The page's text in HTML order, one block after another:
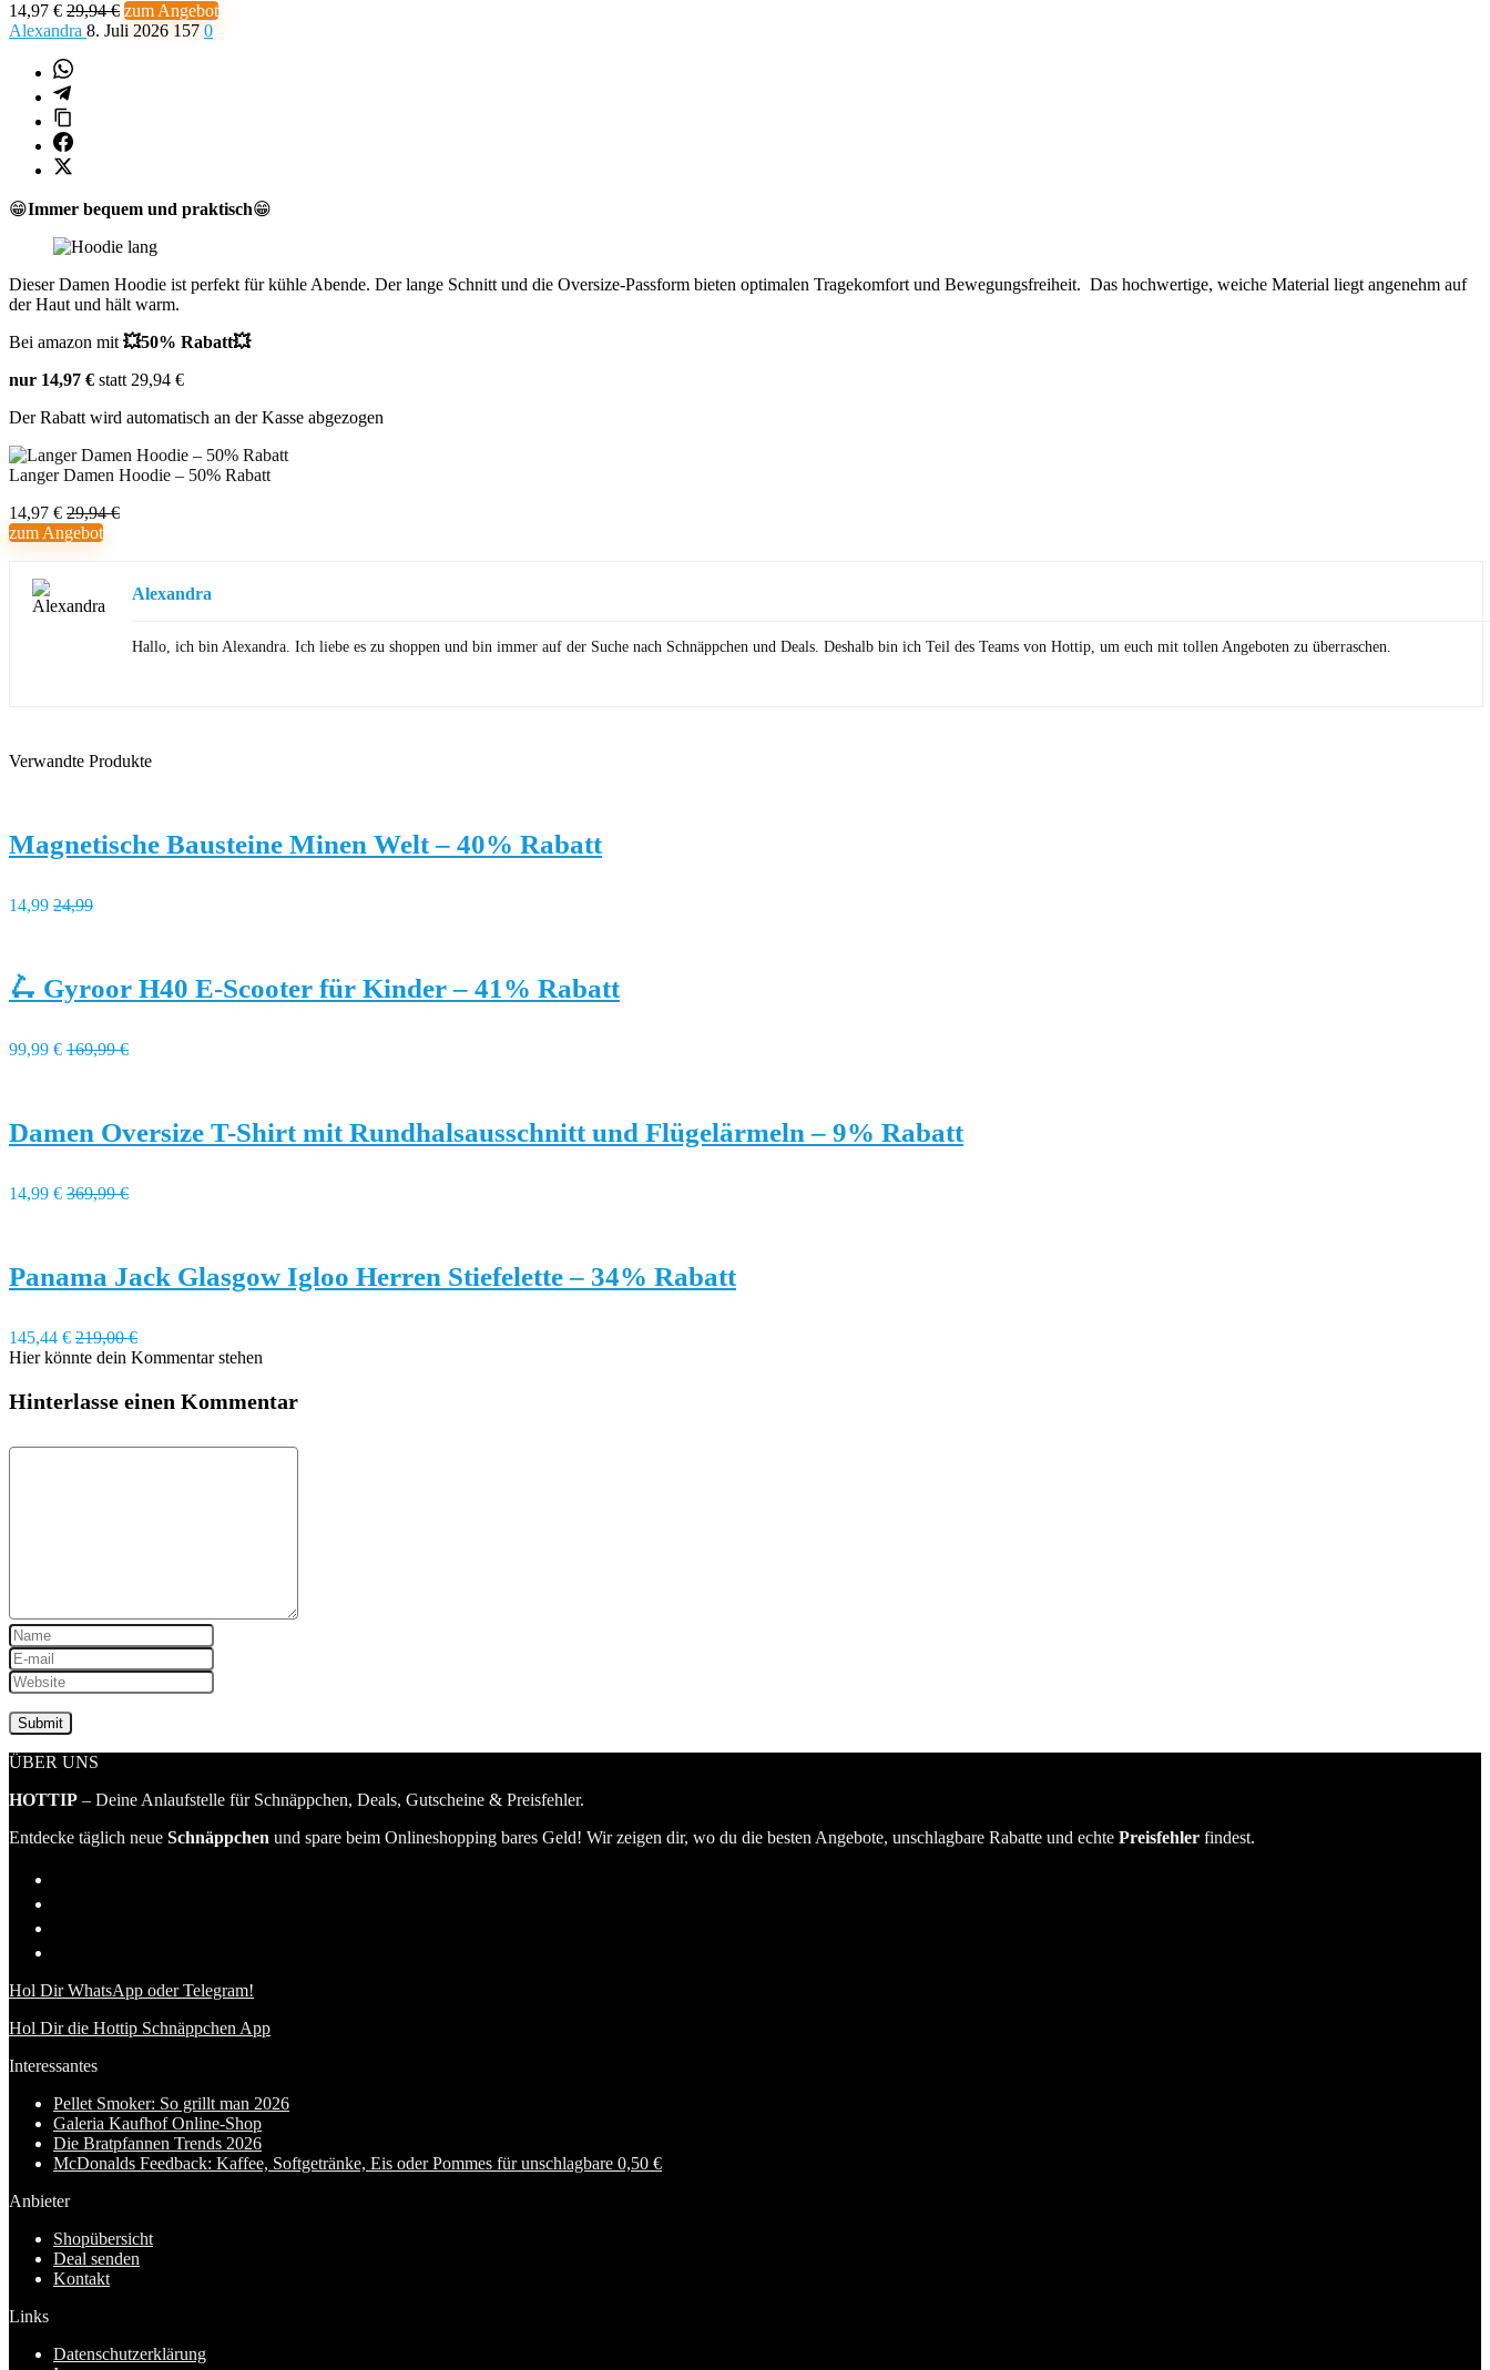
14,97 € 29,94 € zum Angebot
Alexandra 8. Juli 2026 157 0
😁Immer bequem und praktisch😁
Dieser Damen Hoodie ist perfekt für kühle Abende. Der lange Schnitt und die Oversize-Passform bieten optimalen Tragekomfort und Bewegungsfreiheit. Das hochwertige, weiche Material liegt angenehm auf
der Haut und hält warm.
Bei amazon mit 💥50% Rabatt💥
nur 14,97 € statt 29,94 €
Der Rabatt wird automatisch an der Kasse abgezogen
Langer Damen Hoodie – 50% Rabatt
14,97 € 29,94 €
zum Angebot
Alexandra
Hallo, ich bin Alexandra. Ich liebe es zu shoppen und bin immer auf der Suche nach Schnäppchen und Deals. Deshalb bin ich Teil des Teams von Hottip, um euch mit tollen Angeboten zu überraschen.
Verwandte Produkte
Magnetische Bausteine Minen Welt – 40% Rabatt
14,99 24,99
🛴 Gyroor H40 E-Scooter für Kinder – 41% Rabatt
99,99 € 169,99 €
Damen Oversize T-Shirt mit Rundhalsausschnitt und Flügelärmeln – 9% Rabatt
14,99 € 369,99 €
Panama Jack Glasgow Igloo Herren Stiefelette – 34% Rabatt
145,44 € 219,00 €
Hier könnte dein Kommentar stehen
Hinterlasse einen Kommentar
ÜBER UNS
HOTTIP – Deine Anlaufstelle für Schnäppchen, Deals, Gutscheine & Preisfehler.
Entdecke täglich neue Schnäppchen und spare beim Onlineshopping bares Geld! Wir zeigen dir, wo du die besten Angebote, unschlagbare Rabatte und echte Preisfehler findest.
Hol Dir WhatsApp oder Telegram!
Hol Dir die Hottip Schnäppchen App
Interessantes
Pellet Smoker: So grillt man 2026
Galeria Kaufhof Online-Shop
Die Bratpfannen Trends 2026
McDonalds Feedback: Kaffee, Softgetränke, Eis oder Pommes für unschlagbare 0,50 €
Anbieter
Shopübersicht
Deal senden
Kontakt
Links
Datenschutzerklärung